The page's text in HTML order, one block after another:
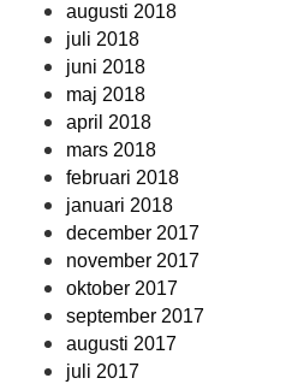
augusti 2018
juli 2018
juni 2018
maj 2018
april 2018
mars 2018
februari 2018
januari 2018
december 2017
november 2017
oktober 2017
september 2017
augusti 2017
juli 2017